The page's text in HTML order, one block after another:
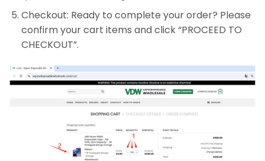
Checkout: Ready to complete your order? Please
confirm your cart items and click “PROCEED TO
CHECKOUT”.